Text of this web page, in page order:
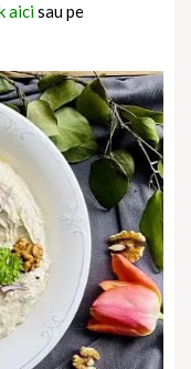
aicisau pe